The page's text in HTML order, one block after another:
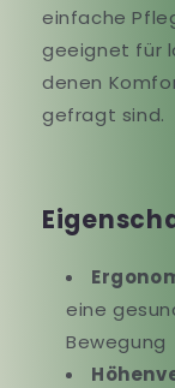
einfache
geeignet für
denen
gefragt sind.
eine
Bewegung